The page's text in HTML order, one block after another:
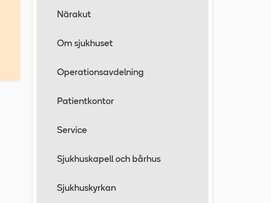
Närakut
Om sjukhuset
Operationsavdelning
Patientkontor
Service
Sjukhuskapell och bårhus
Sjukhuskyrkan